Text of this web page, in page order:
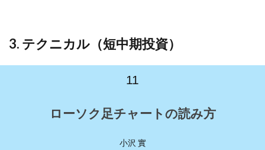
3. テクニカル（短中期投資）
11
ローソク足チャートの読み方
小沢 實